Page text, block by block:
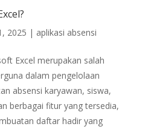
2025 | aplikasi absensi
Excel merupakan salah
dalam pengelolaan
absensi karyawan, siswa,
berbagai fitur yang tersedia,
daftar hadir yang